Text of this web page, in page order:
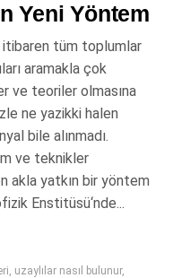
Yeni Yöntem
itibaren tüm toplumlar
aramakla çok
ve teoriler olmasına
ne yazikki halen
bile alınmadı.
ve teknikler
akla yatkın bir yöntem
Enstitüsü‘nde...
, uzaylılar nasıl bulunur,